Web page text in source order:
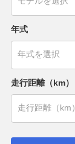
年式
走行距離（km）